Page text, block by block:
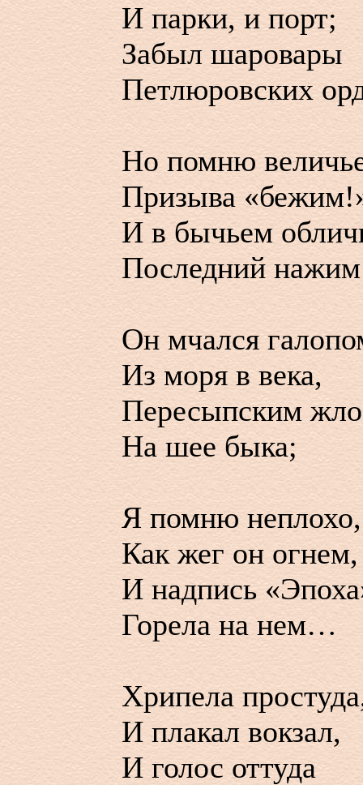
И парки, и порт;
Забыл шаровары
Петлюровских
Но помню
Призыва
И в бычьем
Последний
Он мчался
Из моря в века,
Пересыпским
На шее быка;
Я помню неплохо,
Как жег он огнем,
И надпись
Горела на нем…
Хрипела
И плакал вокзал,
И голос оттуда